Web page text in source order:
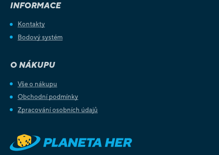
INFORMACE
Kontakty
Bodový systém
O NÁKUPU
Vše o nákupu
Obchodní podmínky
Zpracování osobních údajů